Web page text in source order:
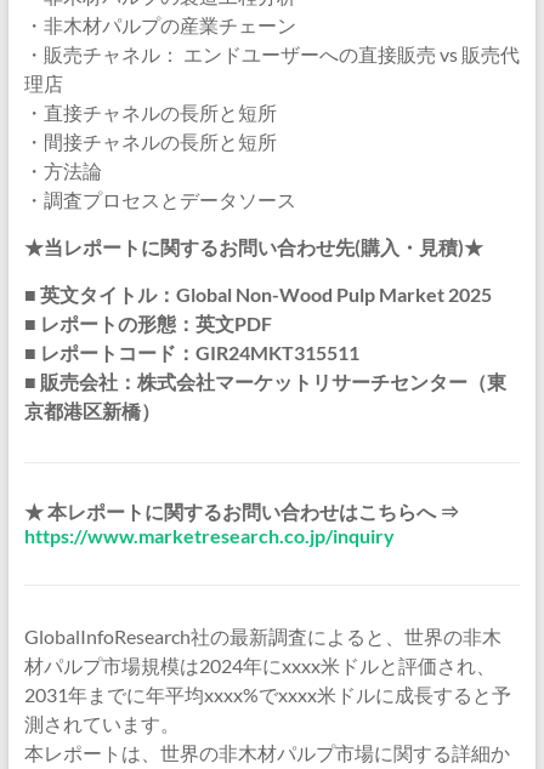
・非木材パルプの産業チェーン
・販売チャネル： エンドユーザーへの直接販売 vs 販売代
理店
・直接チャネルの長所と短所
・間接チャネルの長所と短所
・方法論
・調査プロセスとデータソース
★当レポートに関するお問い合わせ先(購入・見積)★
■ 英文タイトル：Global Non-Wood Pulp Market 2025
■ レポートの形態：英文PDF
■ レポートコード：GIR24MKT315511
■ 販売会社：株式会社マーケットリサーチセンター（東
京都港区新橋）
★ 本レポートに関するお問い合わせはこちらへ ⇒
https://www.marketresearch.co.jp/inquiry
GlobalInfoResearch社の最新調査によると、世界の非木
材パルプ市場規模は2024年にxxxx米ドルと評価され、
2031年までに年平均xxxx%でxxxx米ドルに成長すると予
測されています。
本レポートは、世界の非木材パルプ市場に関する詳細か